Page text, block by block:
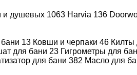
и душевых 1063 Harvia 136
13 Ковши и черпаки 46 Килты
для бани 23 Гигрометры для
для бани 382 Масло для